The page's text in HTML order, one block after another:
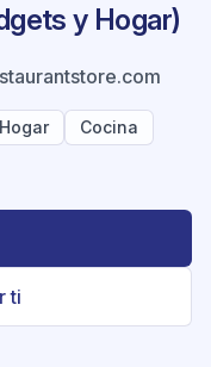
y Hogar)
Hogar
Cocina
ti